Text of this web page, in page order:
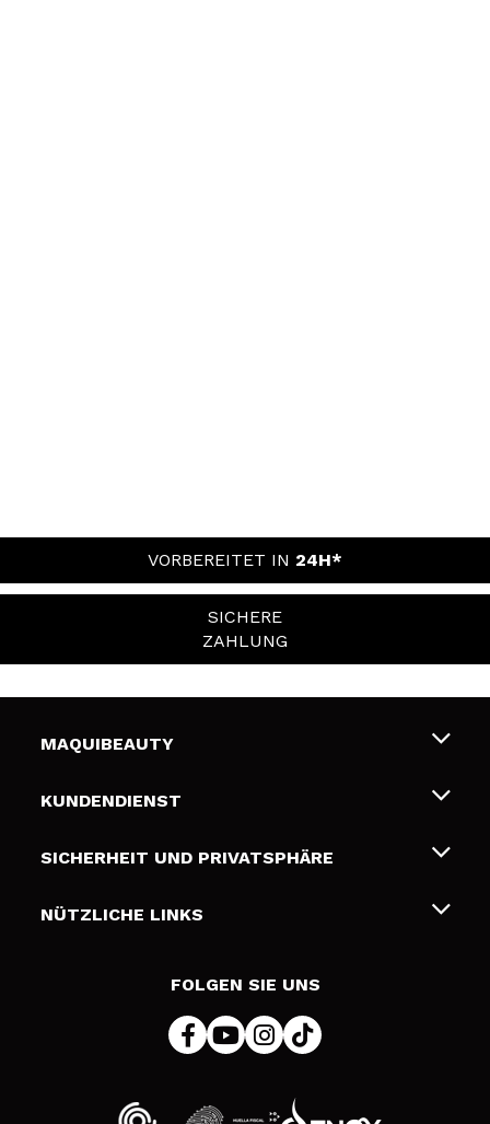
VORBEREITET IN 24H*
SICHERE
ZAHLUNG
MAQUIBEAUTY
Über uns
Geschenkkarten
KUNDENDIENST
Liefer- und Versandkosten
Zahlung
SICHERHEIT UND PRIVATSPHÄRE
Bedingungen und Datenschutz
NÜTZLICHE LINKS
FOLGEN SIE UNS